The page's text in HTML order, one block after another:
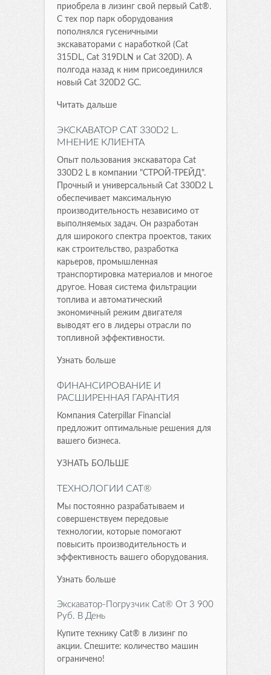
приобрела в лизинг свой первый Cat®.
С тех пор парк оборудования
пополнялся гусеничными
экскаваторами с наработкой (Cat
315DL, Cat 319DLN и Cat 320D). А
полгода назад к ним присоединился
новый Cat 320D2 GC.
Читать дальше
ЭКСКАВАТОР CAT 330D2 L.
МНЕНИЕ КЛИЕНТА
Опыт пользования экскаватора Cat
330D2 L в компании "СТРОЙ-ТРЕЙД".
Прочный и универсальный Cat 330D2 L
обеспечивает максимальную
производительность независимо от
выполняемых задач. Он разработан
для широкого спектра проектов, таких
как строительство, разработка
карьеров, промышленная
транспортировка материалов и многое
другое. Новая система фильтрации
топлива и автоматический
экономичный режим двигателя
выводят его в лидеры отрасли по
топливной эффективности.
Узнать больше
ФИНАНСИРОВАНИЕ И
РАСШИРЕННАЯ ГАРАНТИЯ
Компания Caterpillar Financial
предложит оптимальные решения для
вашего бизнеса.
УЗНАТЬ БОЛЬШЕ
ТЕХНОЛОГИИ CAT®
Мы постоянно разрабатываем и
совершенствуем передовые
технологии, которые помогают
повысить производительность и
эффективность вашего оборудования.
Узнать больше
Экскаватор-Погрузчик Cat® От 3 900
Руб. В День
Купите технику Cat® в лизинг по
акции. Спешите: количество машин
ограничено!